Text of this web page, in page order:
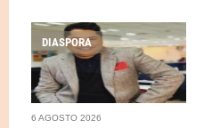
DIASPORA
6 AGOSTO 2026